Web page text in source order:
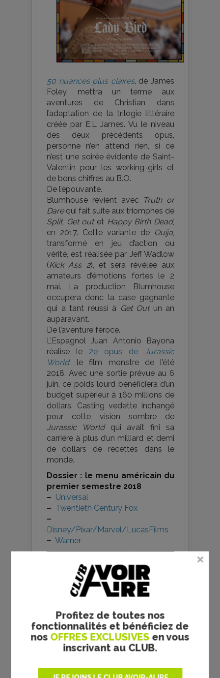
Profitez de toutes nos
fonctionnalités et bénéficiez de
nos OFFRES EXCLUSIVES en vous
inscrivant au CLUB.
50 nuances plus claires, de James
Foley, mettra un terme aux
aventures de Christian dans
l’adaptation de la trilogie littéraire
créée par E.L James. Vu le niveau
des deux précédents opus,
personne n’en attend rien, si ce
n’est une soirée évidente de Saint-
Valentin pour les working-girls et
de bons chiffres au B.O.
De l’épouvante.
Blumhouse revient avec
Truth or
Darequi fait suite aux triomphes de
Split, Get outet Happy Birth Dead,
en 2017. Cette variante de Ouija
transformé en jeu d’action ou
vérité, est réalisée par Jeff Wadlow
(Kick Ass 2), et sera révélée aux
amateurs d’émotions fortes le 2
mai. La production Blumhouse
occupera donc la case gagnante
qui a tant réussi à Get Outun an
auparavant.
De l’aventure féroce.
L’Espagnol Juan Antonio Bayona
réalise le 2e opus de
Jurassic
World, le film monstre de l’été
2018. Avec une sortie prévue au 6
juin, ce poids lourd bénéficiera d’un
budget supérieur à 160 millions de
dollars. Casting vedette inchangé
pour cette vision sombre de
Jurassic Worldqui avait fini sa
carrière à plus d’un milliard et demi
de dollars de recettes dans le
monde.
Dossier : le menu américain du
premier semestre 2018
– Universal
– Twentieth Century Fox
–
Disney/Pixar/Marvel/LucasFilms
– Warner